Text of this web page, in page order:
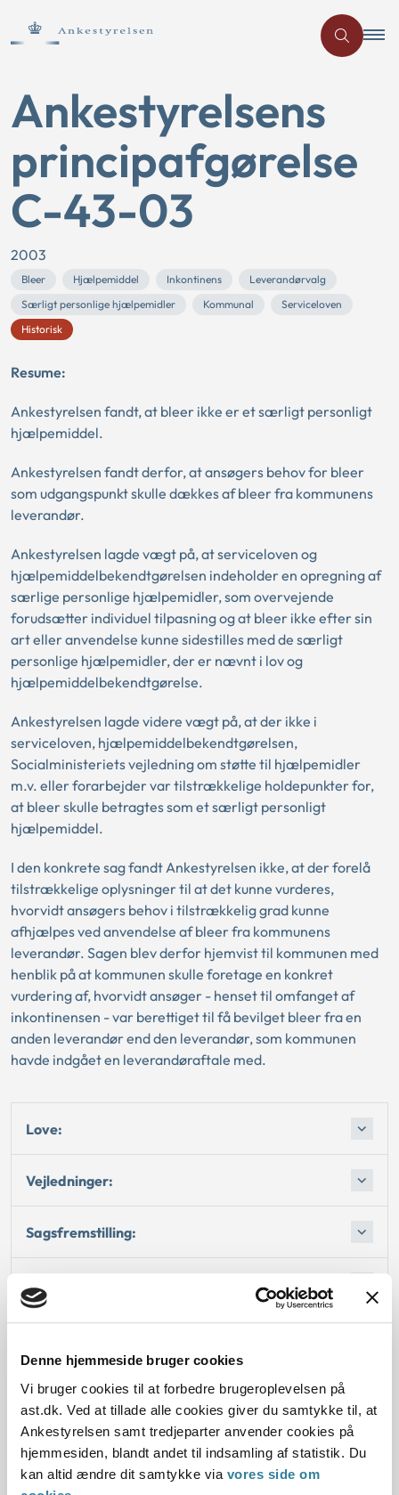
Denne hjemmeside bruger cookies
Vi bruger cookies til at forbedre brugeroplevelsen på
ast.dk. Ved at tillade alle cookies giver du samtykke til, at
Ankestyrelsen samt tredjeparter anvender cookies på
hjemmesiden, blandt andet til indsamling af statistik. Du
kan altid ændre dit samtykke via vores side om
Ankestyrelsens
principafgørelse
C-43-03
2003
Bleer Hjælpemiddel Inkontinens
Leverandørvalg
Særligt personlige hjælpemidler
Kommunal
Serviceloven
Historisk
Resume:
Ankestyrelsen fandt, at bleer ikke er et særligt personligt
hjælpemiddel.
Ankestyrelsen fandt derfor, at ansøgers behov for bleer
som udgangspunkt skulle dækkes af bleer fra kommunens
leverandør.
Ankestyrelsen lagde vægt på, at serviceloven og
hjælpemiddelbekendtgørelsen indeholder en opregning af
særlige personlige hjælpemidler, som overvejende
forudsætter individuel tilpasning og at bleer ikke efter sin
art eller anvendelse kunne sidestilles med de særligt
personlige hjælpemidler, der er nævnt i lov og
hjælpemiddelbekendtgørelse.
Ankestyrelsen lagde videre vægt på, at der ikke i
serviceloven, hjælpemiddelbekendtgørelsen,
Socialministeriets vejledning om støtte til hjælpemidler
m.v. eller forarbejder var tilstrækkelige holdepunkter for,
at bleer skulle betragtes som et særligt personligt
hjælpemiddel.
I den konkrete sag fandt Ankestyrelsen ikke, at der forelå
tilstrækkelige oplysninger til at det kunne vurderes,
hvorvidt ansøgers behov i tilstrækkelig grad kunne
afhjælpes ved anvendelse af bleer fra kommunens
leverandør. Sagen blev derfor hjemvist til kommunen med
henblik på at kommunen skulle foretage en konkret
vurdering af, hvorvidt ansøger - henset til omfanget af
inkontinensen - var berettiget til få bevilget bleer fra en
anden leverandør end den leverandør, som kommunen
havde indgået en leverandøraftale med.
Love:
Vejledninger:
Sagsfremstilling:
Afgørelse:
Dato for underskrift
05.12.2003
Offentliggørelsesdato